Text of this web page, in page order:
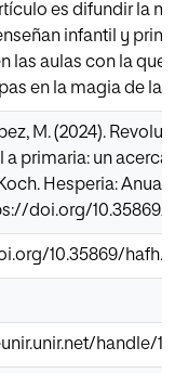
es difundir la
infantil y
las aulas con la
en la magia de la
M. (2024).
a primaria: un
Hesperia:
doi.org/10.35869/
10.35869/
handle/